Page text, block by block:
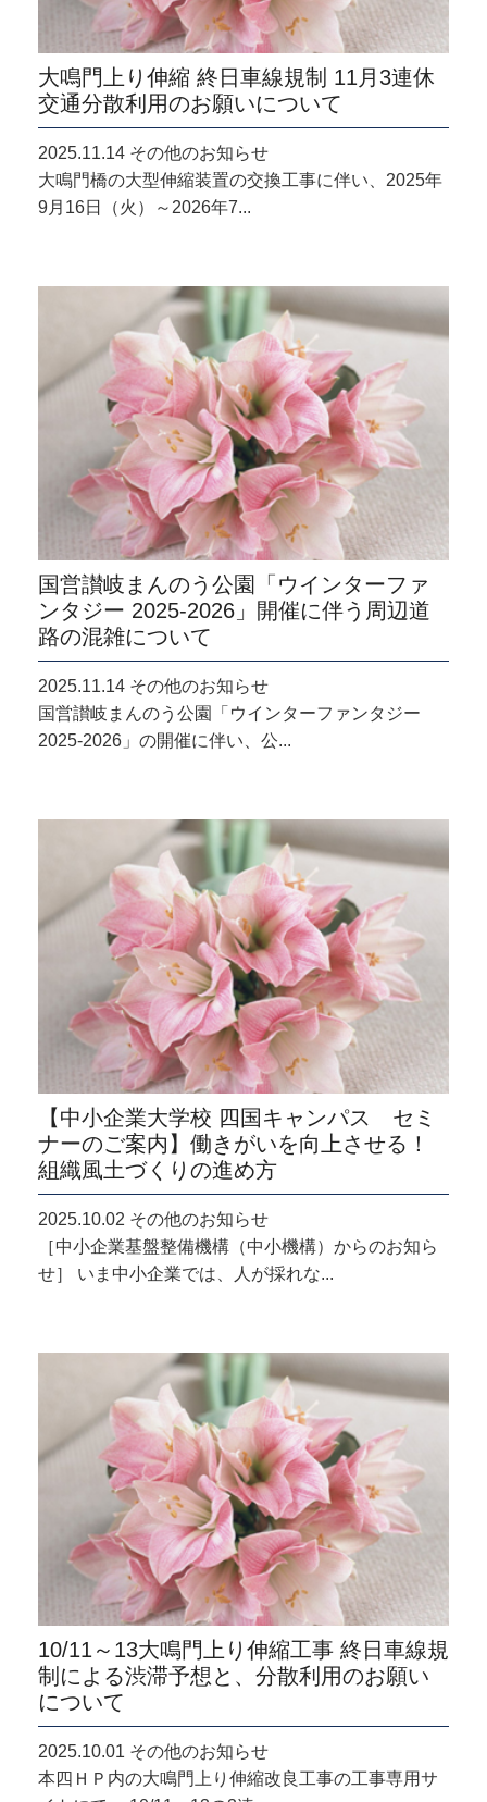
大鳴門上り伸縮 終日車線規制 11月3連休
交通分散利用のお願いについて
2025.11.14 その他のお知らせ
大鳴門橋の大型伸縮装置の交換工事に伴い、2025年
9月16日（火）～2026年7...
国営讃岐まんのう公園「ウインターファ
ンタジー 2025-2026」開催に伴う周辺道
路の混雑について
2025.11.14 その他のお知らせ
国営讃岐まんのう公園「ウインターファンタジー
2025-2026」の開催に伴い、公...
【中小企業大学校 四国キャンパス セミ
ナーのご案内】働きがいを向上させる！
組織風土づくりの進め方
2025.10.02 その他のお知らせ
［中小企業基盤整備機構（中小機構）からのお知ら
せ］ いま中小企業では、人が採れな...
10/11～13大鳴門上り伸縮工事 終日車線規
制による渋滞予想と、分散利用のお願い
について
2025.10.01 その他のお知らせ
本四ＨＰ内の大鳴門上り伸縮改良工事の工事専用サ